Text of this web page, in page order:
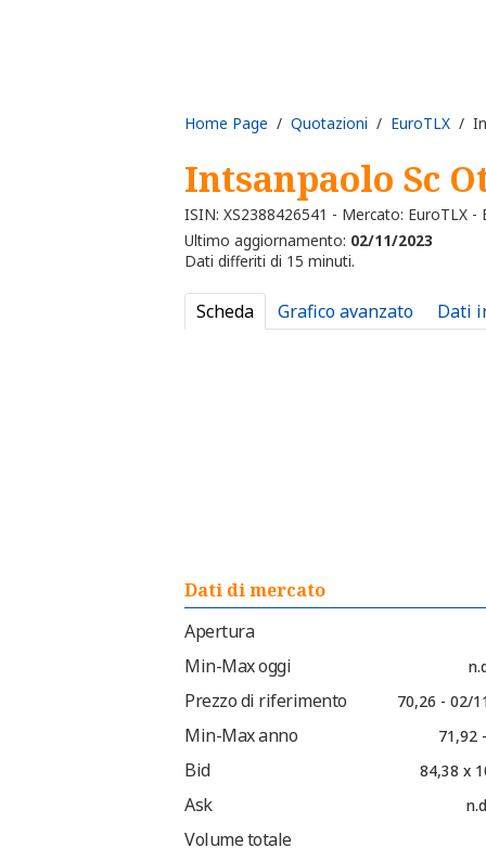
Home Page / Quotazioni / EuroTLX /
Intsanpaolo Sc
ISIN: XS2388426541 - Mercato: EuroTLX -
Ultimo aggiornamento: 02/11/2023
Dati differiti di 15 minuti.
Scheda Grafico avanzato Dati
Dati di mercato
Apertura
Min-Max oggi
Prezzo di riferimento 70,26 - 02/
Min-Max anno 71,92
Bid 84,38 x
Ask
Volume totale